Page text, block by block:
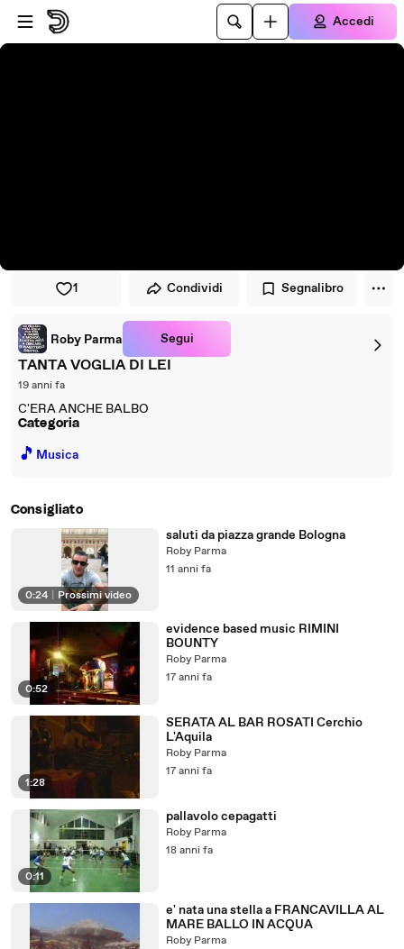
Vai al lettore
Passa al contenuto principale
Accedi
1 Condividi Segnalibro
Roby Parma Segui
TANTA VOGLIA DI LEI
19 anni fa
C'ERA ANCHE BALBO
Categoria
🎵 Musica
Consigliato
0:24 Prossimi video
saluti da piazza grande Bologna
Roby Parma
11 anni fa
0:52
evidence based music RIMINI
BOUNTY
Roby Parma
17 anni fa
1:28
SERATA AL BAR ROSATI Cerchio
L'Aquila
Roby Parma
17 anni fa
0:11
pallavolo cepagatti
Roby Parma
18 anni fa
e' nata una stella a FRANCAVILLA AL
MARE BALLO IN ACQUA
Roby Parma